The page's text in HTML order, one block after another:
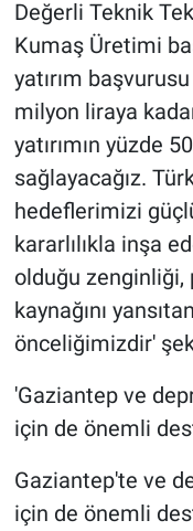
Değerli Teknik
Kumaş Üretimi
yatırım
milyon liraya
yatırımın yüzde
sağlayacağız.
hedeflerimizi
kararlılıkla inşa
olduğu
kaynağını
önceliğimizdir'
'Gaziantep ve
için de önemli
Gaziantep'te ve
için de önemli